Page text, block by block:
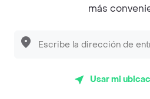
2026 Rappi Inc. All
más
Usar mi